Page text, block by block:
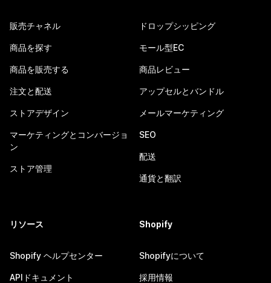
販売チャネル
商品を探す
商品を販売する
注文と配送
ストアデザイン
マーケティングとコンバージョ
ン
ストア管理
ドロップシッピング
モール型EC
商品レビュー
アップセルとバンドル
メールマーケティング
SEO
配送
通貨と翻訳
リソース
Shopify ヘルプセンター
APIドキュメント
Shopify
Shopifyについて
採用情報